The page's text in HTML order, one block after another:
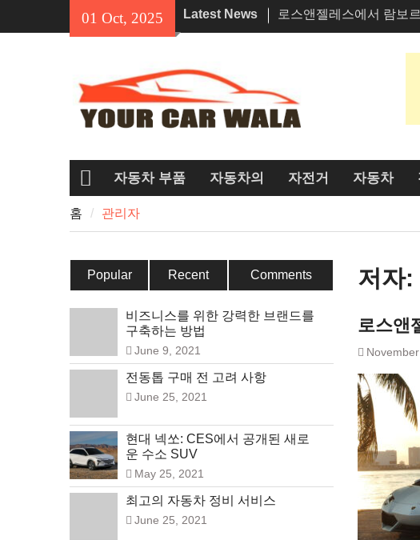
01 Oct, 2025 Latest News
로스앤젤레스에서 람보
기억에 남는 첫인상을 만
차량 운송 서비스에서
혼다 Navi의 매력 공개:
인기 있는 이유는 무엇일
자동차 부품 자동차의 자전거 자동차
홈 관리자
저자:
로스앤
Popular Recent Comments
비즈니스를 위한 강력한 브랜드를
구축하는 방법
June 9, 2021
전동톱 구매 전 고려 사항
June 25, 2021
현대 넥쏘: CES에서 공개된 새로
운 수소 SUV
May 25, 2021
최고의 자동차 정비 서비스
June 25, 2021